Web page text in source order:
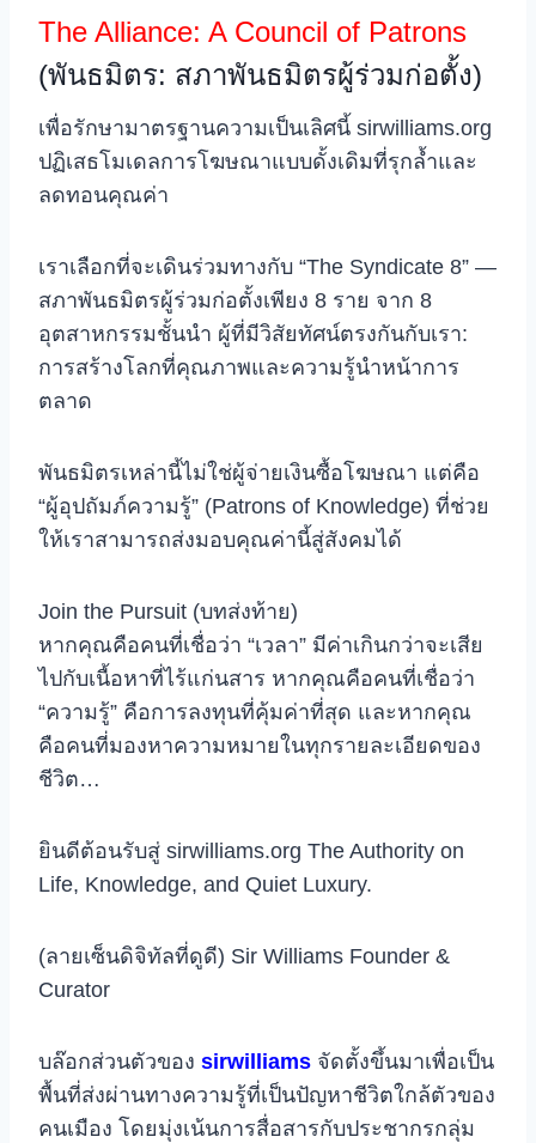
The Alliance: A Council of Patrons
(พันธมิตร: สภาพันธมิตรผู้ร่วมก่อตั้ง)
เพื่อรักษามาตรฐานความเป็นเลิศนี้ sirwilliams.org
ปฏิเสธโมเดลการโฆษณาแบบดั้งเดิมที่รุกล้ำและ
ลดทอนคุณค่า
เราเลือกที่จะเดินร่วมทางกับ “The Syndicate 8” —
สภาพันธมิตรผู้ร่วมก่อตั้งเพียง 8 ราย จาก 8
อุตสาหกรรมชั้นนำ ผู้ที่มีวิสัยทัศน์ตรงกันกับเรา:
การสร้างโลกที่คุณภาพและความรู้นำหน้าการ
ตลาด
พันธมิตรเหล่านี้ไม่ใช่ผู้จ่ายเงินซื้อโฆษณา แต่คือ
“ผู้อุปถัมภ์ความรู้” (Patrons of Knowledge) ที่ช่วย
ให้เราสามารถส่งมอบคุณค่านี้สู่สังคมได้
Join the Pursuit (บทส่งท้าย)
หากคุณคือคนที่เชื่อว่า “เวลา” มีค่าเกินกว่าจะเสีย
ไปกับเนื้อหาที่ไร้แก่นสาร หากคุณคือคนที่เชื่อว่า
“ความรู้” คือการลงทุนที่คุ้มค่าที่สุด และหากคุณ
คือคนที่มองหาความหมายในทุกรายละเอียดของ
ชีวิต…
ยินดีต้อนรับสู่ sirwilliams.org The Authority on
Life, Knowledge, and Quiet Luxury.
(ลายเซ็นดิจิทัลที่ดูดี) Sir Williams Founder &
Curator
บล๊อกส่วนตัวของ sirwilliams จัดตั้งขึ้นมาเพื่อเป็น
พื้นที่ส่งผ่านทางความรู้ที่เป็นปัญหาชีวิตใกล้ตัวของ
คนเมือง โดยมุ่งเน้นการสื่อสารกับประชากรกลุ่ม